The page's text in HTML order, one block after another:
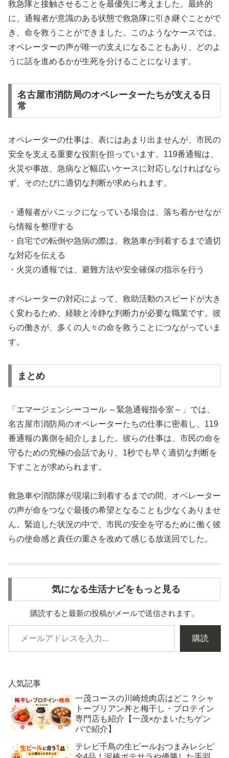
救急隊と接触させることを最優先に考えました。最終的
に、通報者が意識のある状態で救急隊に引き継ぐことがで
き、命を救うことができました。このようなケースでは、
オペレーターの声が唯一の支えになることもあり、どのよ
うに話を進めるかが生死を分けることになります。
名古屋市消防局のオペレーターたちが支える日
常
オペレーターの仕事は、表にはあまり出ませんが、市民の
安全を支える重要な役割を担っています。119番通報は、
火災や事故、急病など幅広いケースに対応しなければなら
ず、そのたびに適切な判断が求められます。
・通報者がパニックになっている場合は、落ち着かせなが
ら情報を整理する
・自宅での転倒や急病の際は、救急車が到着するまで適切
な対応を伝える
・火災の通報では、避難方法や安全確保の指示を行う
オペレーターの対応によって、救助活動のスピードが大き
く変わるため、経験と冷静な判断力が必要な職業です。彼
らの働きが、多くの人々の命を救うことにつながっていま
す。
まとめ
「エマージェンシーコール ～緊急通報指令室～」では、
名古屋市消防局のオペレーターたちの仕事に密着し、119
番通報の裏側を紹介しました。彼らの仕事は、市民の命を
守るための究極の会話であり、1秒でも早く適切な判断を
下すことが求められます。
救急車や消防隊が現場に到着するまでの間、オペレーター
の声が命をつなぐ最後の希望となることも少なくありませ
ん。緊迫した状況の中で、市民の安全を守るために働く彼
らの使命感と責任の重さを改めて感じる放送回でした。
気になる生活ナビをもっと見る
購読すると最新の投稿がメールで送信されます。
購読
人気記事
一茂コースの川崎焼肉店はどこ？シャ
トーブリアン丼と梅干し・プロテイン
専門店も紹介【一茂×かまいたちゲン
バで紹介】
テレビ千鳥の生ビールおつまみレシピ